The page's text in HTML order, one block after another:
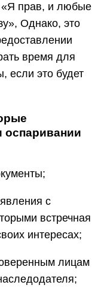
«Я прав, и любые
Однако, это
время для
если это будет
оспаривании
с
встречная
интересах;
лицам